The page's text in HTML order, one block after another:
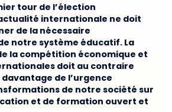
tour de l’élection
internationale ne doit
de la nécessaire
notre système éducatif. La
la compétition économique et
doit au contraire
de l’urgence
de notre société sur
et de formation ouvert et